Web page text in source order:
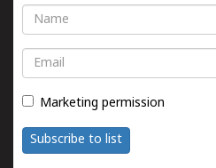
Name
Email
Marketing permission
Subscribe to list